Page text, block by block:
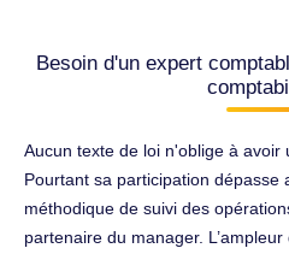
Besoin d'un expert
Aucun texte de loi n'oblige à avoir
Pourtant sa participation dépasse
méthodique de suivi des
partenaire du manager.